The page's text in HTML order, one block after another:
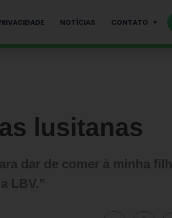
NOTÍCIAS CONTATO
lusitanas
dar de comer à minha
LBV.”